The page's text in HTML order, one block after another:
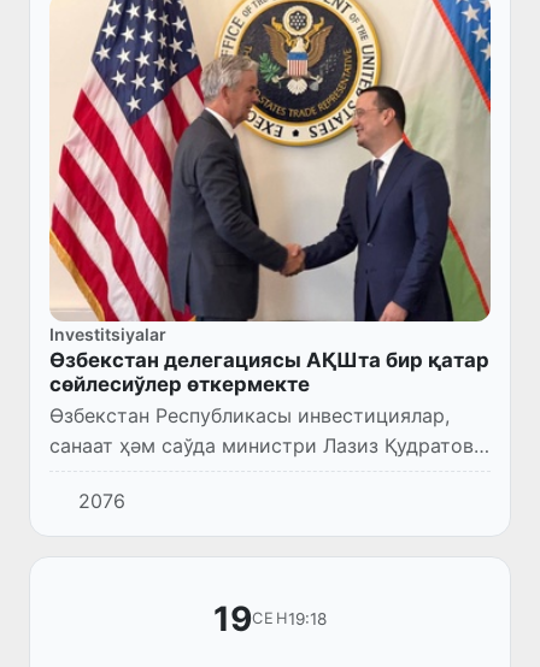
Investitsiyalar
Өзбекстан делегациясы АҚШта бир қатар
сөйлесиўлер өткермекте
Өзбекстан Республикасы инвестициялар,
санаат ҳәм саўда министри Лазиз Қудратов
басшылығындағы делегация Америка Қурама
Штатларына әмелий сапарын даўам
еттирмекте, онда АҚШ ири корп...
2076
19СЕН19:18